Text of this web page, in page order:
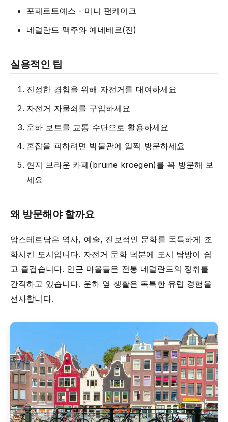
포페르트예스 - 미니 팬케이크
네덜란드 맥주와 예네베르(진)
실용적인 팁
진정한 경험을 위해 자전거를 대여하세요
자전거 자물쇠를 구입하세요
운하 보트를 교통 수단으로 활용하세요
혼잡을 피하려면 박물관에 일찍 방문하세요
현지 브라운 카페(bruine kroegen)를 꼭 방문해 보
세요
왜 방문해야 할까요
암스테르담은 역사, 예술, 진보적인 문화를 독특하게 조
화시킨 도시입니다. 자전거 문화 덕분에 도시 탐방이 쉽
고 즐겁습니다. 인근 마을들은 전통 네덜란드의 정취를
간직하고 있습니다. 운하 옆 생활은 독특한 유럽 경험을
선사합니다.